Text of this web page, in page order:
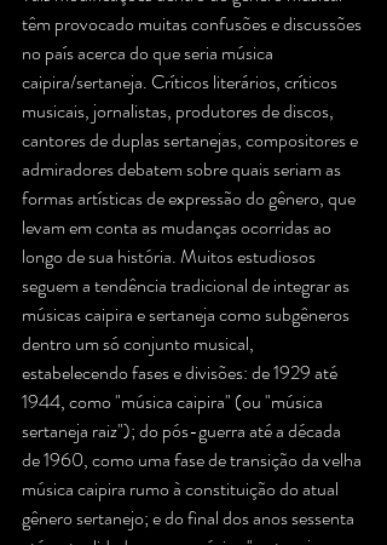
têm provocado muitas confusões e discussões
no país acerca do que seria música
caipira/sertaneja. Críticos literários, críticos
musicais, jornalistas, produtores de discos,
cantores de duplas sertanejas, compositores e
admiradores debatem sobre quais seriam as
formas artísticas de expressão do gênero, que
levam em conta as mudanças ocorridas ao
longo de sua história. Muitos estudiosos
seguem a tendência tradicional de integrar as
músicas caipira e sertaneja como subgêneros
dentro um só conjunto musical,
estabelecendo fases e divisões: de 1929 até
1944, como "música caipira" (ou "música
sertaneja raiz"); do pós-guerra até a década
de 1960, como uma fase de transição da velha
música caipira rumo à constituição do atual
gênero sertanejo; e do final dos anos sessenta